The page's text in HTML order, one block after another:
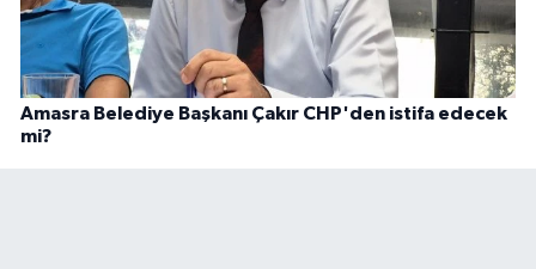
Amasra Belediye Başkanı Çakır CHP'den istifa edecek
mi?